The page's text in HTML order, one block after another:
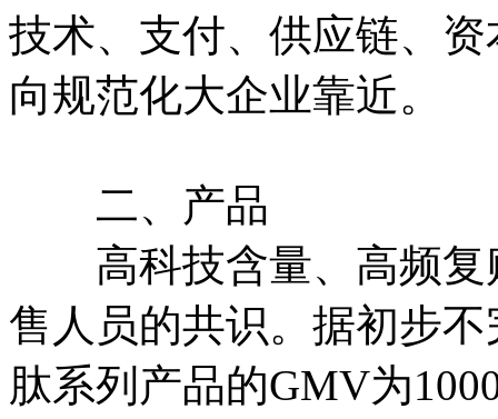
技术、支付、供应链、
向规范化大企业靠近。
二、产品
高科技含量、高频复
售人员的共识。据初步
肽系列产品的GMV为